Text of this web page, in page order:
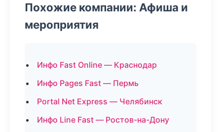
Похожие компании: Афиша и
мероприятия
Инфо Fast Online — Краснодар
Инфо Pages Fast — Пермь
Portal Net Express — Челябинск
Инфо Line Fast — Ростов-на-Дону